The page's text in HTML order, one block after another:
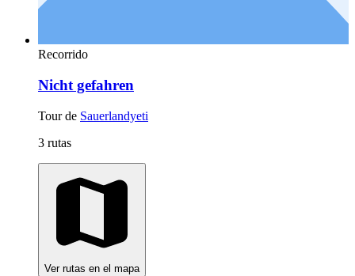
Recorrido
Nicht gefahren
Tour de Sauerlandyeti
3 rutas
Ver rutas en el mapa